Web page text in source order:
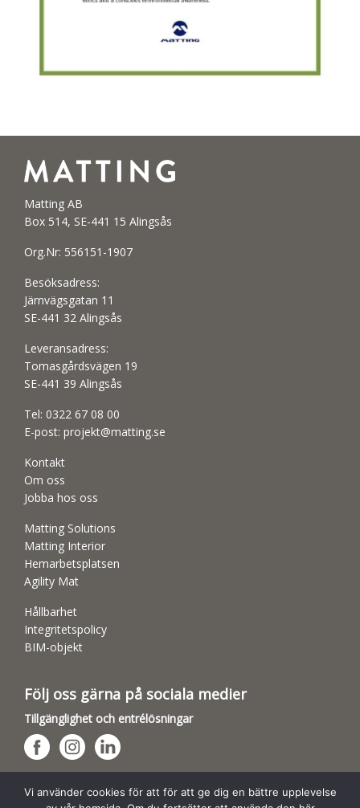
Matting AB
Box 514, SE-441 15 Alingsås
Org.Nr: 556151-1907
Besöksadress:
Järnvägsgatan 11
SE-441 32 Alingsås
Leveransadress:
Tomasgårdsvägen 19
SE-441 39 Alingsås
Tel: 0322 67 08 00
E-post: projekt@matting.se
Kontakt
Om oss
Jobba hos oss
Matting Solutions
Matting Interior
Hemarbetsplatsen
Agility Mat
Hållbarhet
Integritetspolicy
BIM-objekt
Följ oss gärna på sociala medier
Tillgänglighet och entrélösningar
Hundsporthallar
Vi använder cookies för att för att ge dig en bättre upplevelse